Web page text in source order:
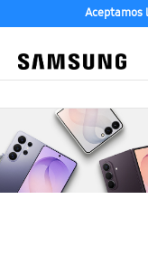
Aceptamos